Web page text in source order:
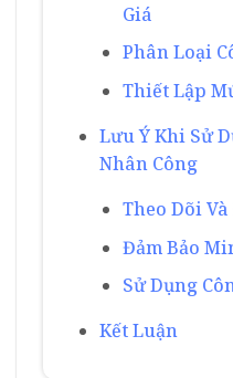
Giá
Phân Loại
Thiết Lập
Lưu Ý Khi Sử
Nhân Công
Theo Dõi
Đảm Bảo
Sử Dụng
Kết Luận